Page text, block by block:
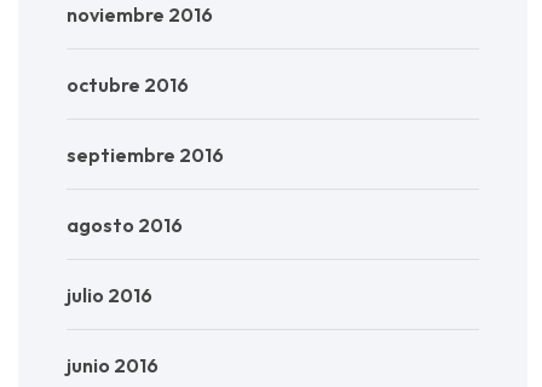
noviembre 2016
octubre 2016
septiembre 2016
agosto 2016
julio 2016
junio 2016